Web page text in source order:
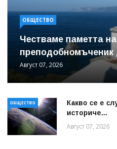
ОБЩЕСТВО
Честваме паметта на
преподобномъченик
Август 07, 2026
ОБЩЕСТВО
Какво се е
историче...
Август 07, 2026